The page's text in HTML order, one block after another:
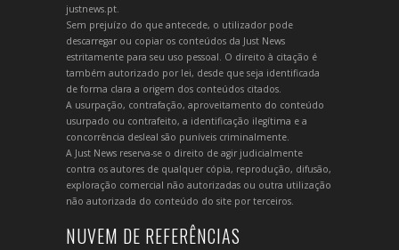
justnews.pt.
Sem prejuízo do que antecede, o utilizador pode
descarregar ou copiar os conteúdos da Just News
estritamente para seu uso pessoal. O direito à citação é
também autorizado por lei, desde que seja identificada
de forma clara a origem dos conteúdos citados.
A usurpação, contrafação, aproveitamento do conteúdo
usurpado ou contrafeito, a identificação ilegítima e a
concorrência desleal são puníveis criminalmente.
A Just News reserva-se o direito de agir judicialmente
contra os autores de qualquer cópia, reprodução, difusão,
exploração comercial não autorizadas ou outra utilização
não autorizada do conteúdo do site por terceiros.
NUVEM DE REFERÊNCIAS